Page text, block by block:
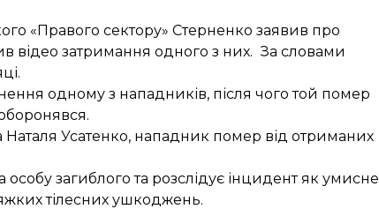
«Правого сектору» Стерненко заявив про
відео затримання одного з них. За словами
одному з нападників, після чого той помер
Усатенко, нападник помер від отриманих
особу загиблого та розслідує інцидент як умисне
тілесних ушкоджень.